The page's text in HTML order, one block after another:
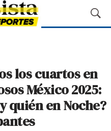
M
o
a
r
B
ú
los cuartos en
México 2025:
quién en Noche?